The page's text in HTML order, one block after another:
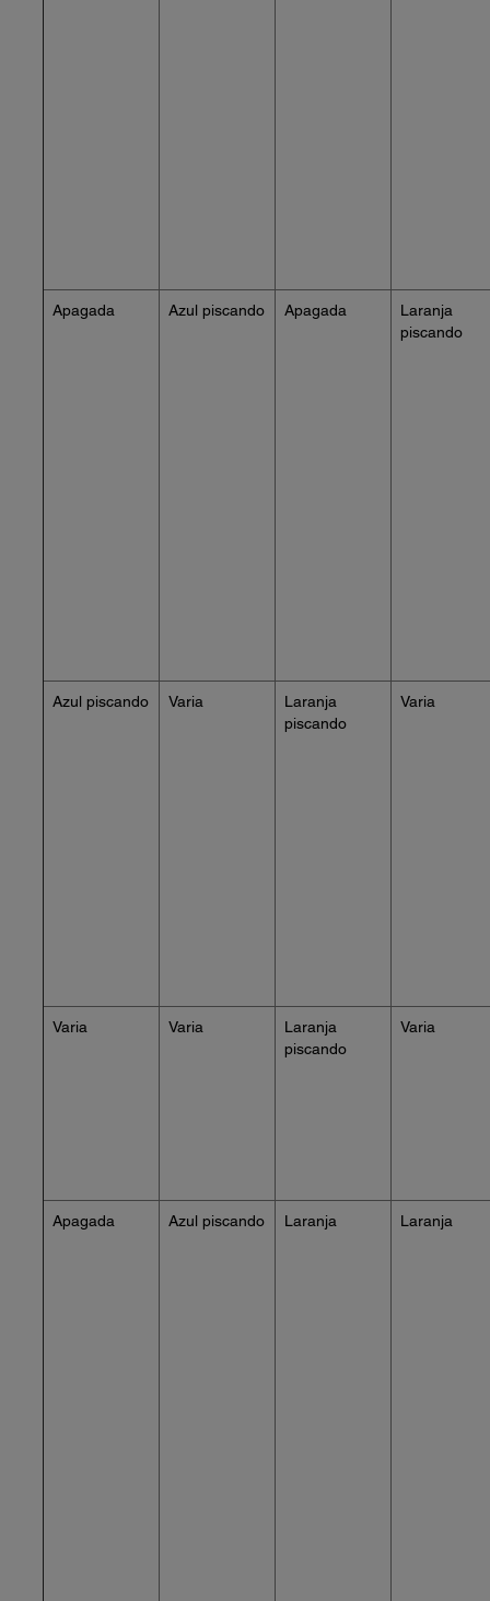
Apagada Azul piscando Apagada
Laranja
piscando
Azul piscando Varia
Laranja
piscando
Varia
Varia Varia
Laranja
piscando
Varia
Apagada Azul piscando Laranja Laranja